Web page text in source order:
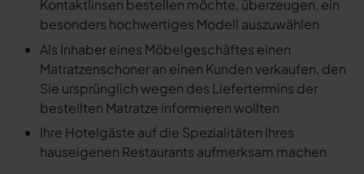
Kontaktlinsen bestellen möchte, überzeugen, ein
besonders hochwertiges Modell auszuwählen
Als Inhaber eines Möbelgeschäftes einen
Matratzenschoner an einen Kunden verkaufen, den
Sie ursprünglich wegen des Liefertermins der
bestellten Matratze informieren wollten
Ihre Hotelgäste auf die Spezialitäten Ihres
hauseigenen Restaurants aufmerksam machen